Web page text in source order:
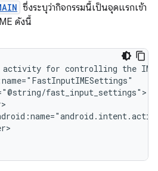
ซึ่งระบุว่ากิจกรรมนี้เป็นจุดแรกเข้า
ดังนี้
activity for controlling the IME